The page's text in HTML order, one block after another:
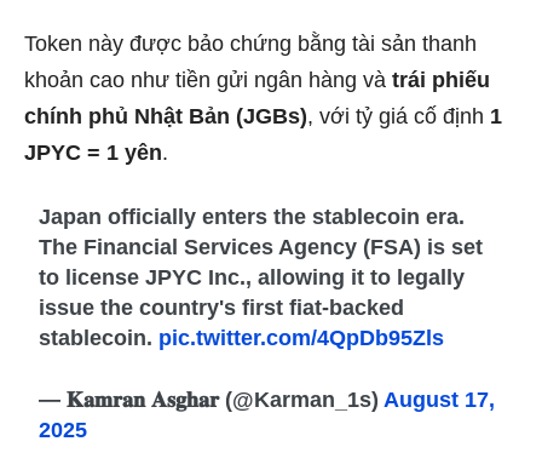
Token này được bảo chứng bằng tài sản thanh
khoản cao như tiền gửi ngân hàng và trái phiếu
chính phủ Nhật Bản (JGBs), với tỷ giá cố định 1
JPYC = 1 yên.
Japan officially enters the stablecoin era.
The Financial Services Agency (FSA) is set
to license JPYC Inc., allowing it to legally
issue the country's first fiat-backed
stablecoin. pic.twitter.com/4QpDb95Zls
— 𝐊𝐚𝐦𝐫𝐚𝐧 𝐀𝐬𝐠𝐡𝐚𝐫 (@Karman_1s)August 17,
2025